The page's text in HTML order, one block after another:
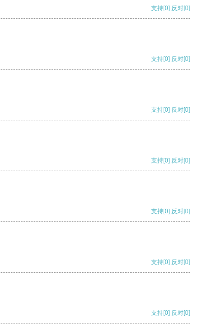
支持[0] 反对[0]
支持[0] 反对[0]
支持[0] 反对[0]
支持[0] 反对[0]
支持[0] 反对[0]
支持[0] 反对[0]
支持[0] 反对[0]